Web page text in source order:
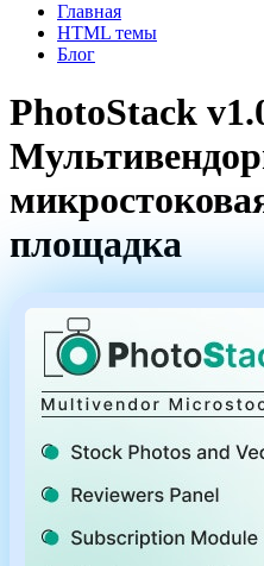
Главная
HTML темы
Блог
PhotoStack
площадка